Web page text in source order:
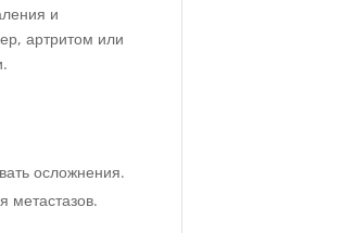
и
артритом или
осложнения.
метастазов.